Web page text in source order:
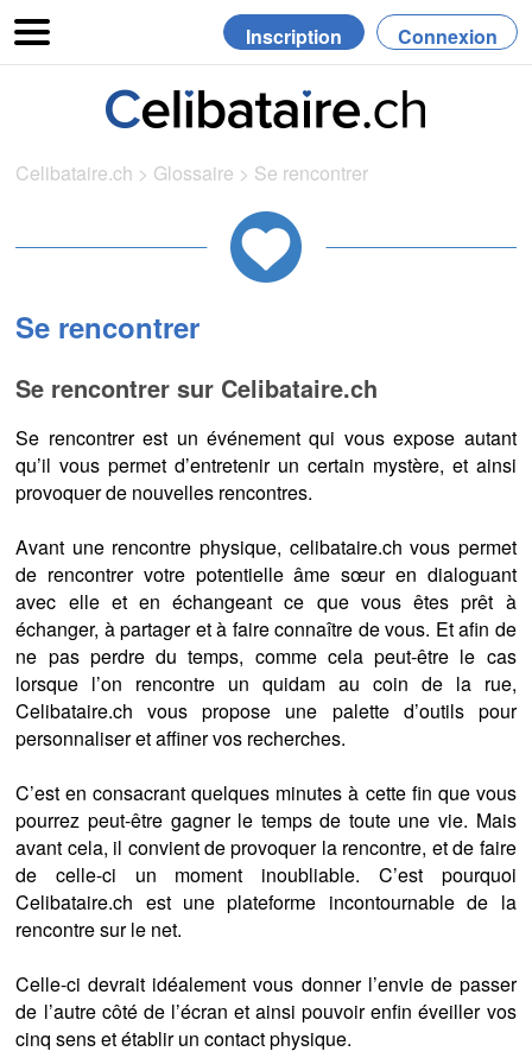
Inscription Connexion
Celibataire.ch > Glossaire > Se rencontrer
Se rencontrer
Se rencontrer sur Celibataire.ch
Se rencontrer est un événement qui vous expose autant
qu’il vous permet d’entretenir un certain mystère, et ainsi
provoquer de nouvelles rencontres.
Avant une rencontre physique, celibataire.ch vous permet
de rencontrer votre potentielle âme sœur en dialoguant
avec elle et en échangeant ce que vous êtes prêt à
échanger, à partager et à faire connaître de vous. Et afin de
ne pas perdre du temps, comme cela peut-être le cas
lorsque l’on rencontre un quidam au coin de la rue,
Celibataire.ch vous propose une palette d’outils pour
personnaliser et affiner vos recherches.
C’est en consacrant quelques minutes à cette fin que vous
pourrez peut-être gagner le temps de toute une vie. Mais
avant cela, il convient de provoquer la rencontre, et de faire
de celle-ci un moment inoubliable. C’est pourquoi
Celibataire.ch est une plateforme incontournable de la
rencontre sur le net.
Celle-ci devrait idéalement vous donner l’envie de passer
de l’autre côté de l’écran et ainsi pouvoir enfin éveiller vos
cinq sens et établir un contact physique.